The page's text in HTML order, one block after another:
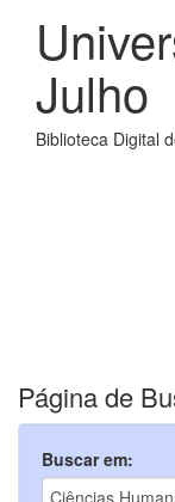
Julho
Biblioteca Digital
Página de
Buscar em: